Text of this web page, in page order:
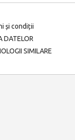
și condiții
DATELOR
SIMILARE